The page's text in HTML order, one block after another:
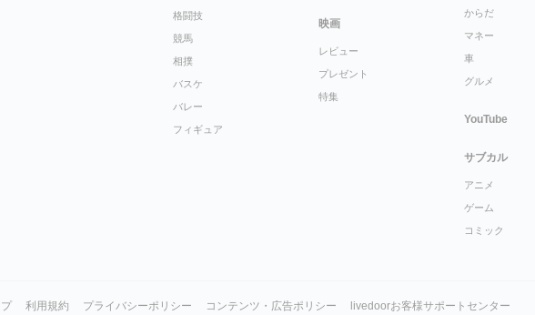
格闘技
競馬
相撲
バスケ
バレー
フィギュア
映画
レビュー
プレゼント
特集
からだ
マネー
車
グルメ
YouTube
サブカル
アニメ
ゲーム
コミック
利用規約 プライバシーポリシー コンテンツ・広告ポリシー livedoorお客様サポートセンター